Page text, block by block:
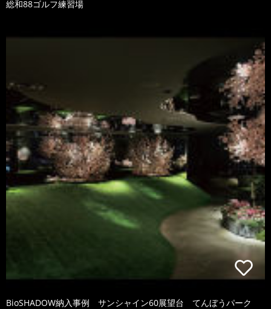
総和88ゴルフ練習場
BioSHADOW納入事例 サンシャイン60展望台 てんぼうパーク